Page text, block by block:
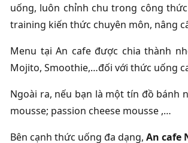
uống, luôn chỉnh chu trong công
training kiến thức chuyên môn, nâng
Menu tại An cafe được chia thành
Mojito, Smoothie,…đối với thức uống
Ngoài ra, nếu bạn là một tín đồ bánh
mousse; passion cheese mousse ,…
Bên cạnh thức uống đa dạng, An cafe